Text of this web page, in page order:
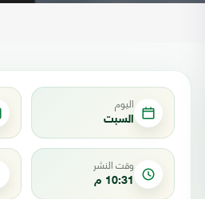
اليوم
السبت
وقت النشر
10:31 م